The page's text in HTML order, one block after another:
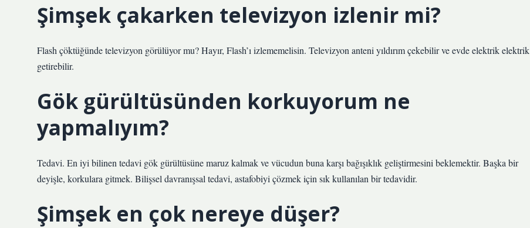
Şimşek çakarken televizyon izlenir mi?
Flash çöktüğünde televizyon görülüyor mu? Hayır, Flash’ı izlememelisin. Televizyon anteni yıldırım çekebilir ve evde elektrik elektrik
getirebilir.
Gök gürültüsünden korkuyorum ne
yapmalıyım?
Tedavi. En iyi bilinen tedavi gök gürültüsüne maruz kalmak ve vücudun buna karşı bağışıklık geliştirmesini beklemektir. Başka bir
deyişle, korkulara gitmek. Bilişsel davranışsal tedavi, astafobiyi çözmek için sık kullanılan bir tedavidir.
Şimşek en çok nereye düşer?